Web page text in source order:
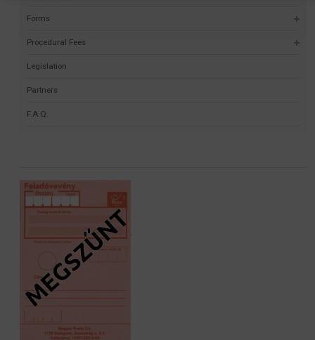
Forms
Procedural Fees
Legislation
Partners
F.A.Q.